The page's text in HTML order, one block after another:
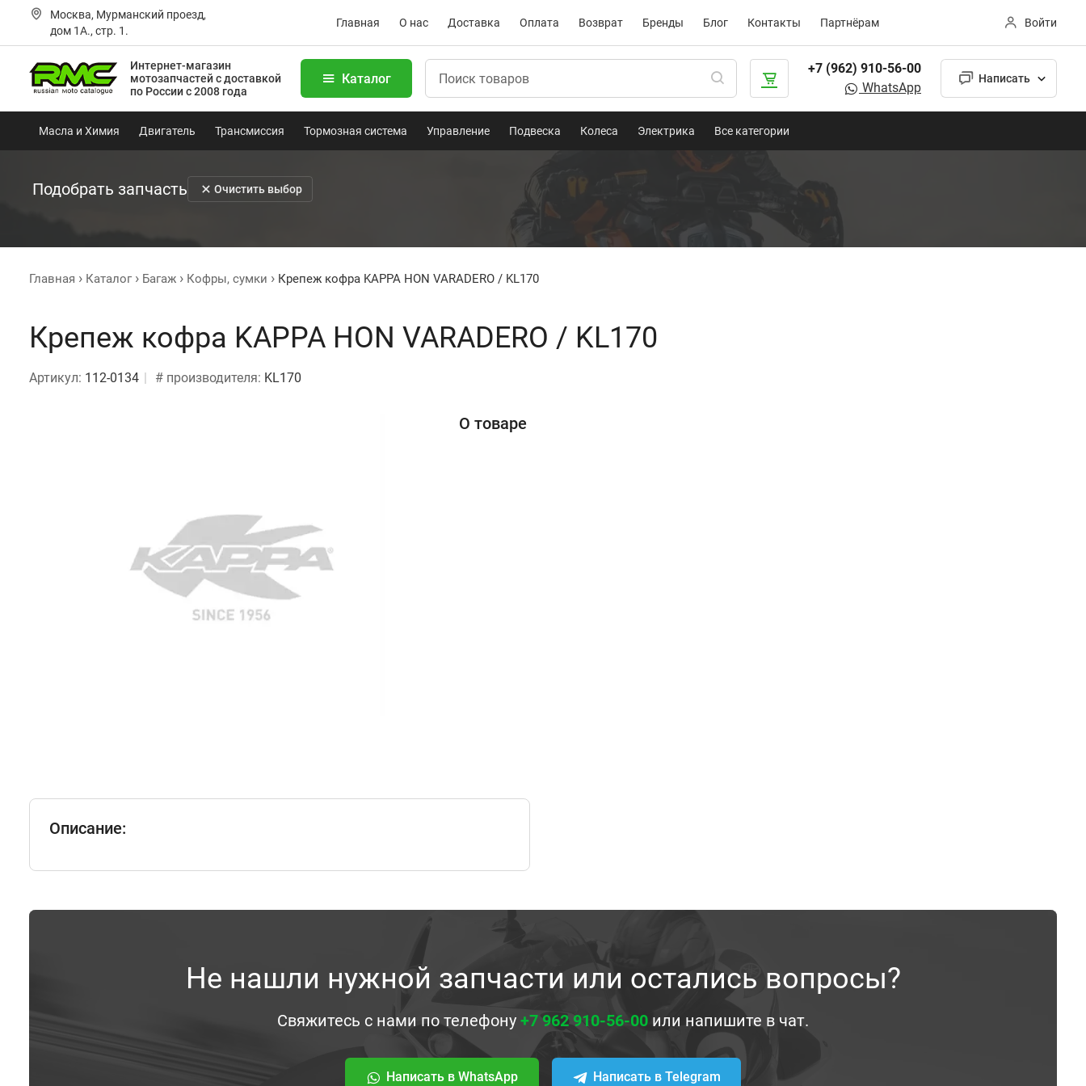
Москва, Мурманский проезд,
дом 1А., стр. 1.
Главная О нас Доставка Оплата Возврат Бренды Блог Контакты Партнёрам Войти
Интернет-магазин
мотозапчастейс доставкой
по России с 2008 года
Каталог
+7 (962) 910-56-00
WhatsApp
Написать
Масла и Химия Двигатель Трансмиссия Тормозная система Управление Подвеска Колеса Электрика Все категории
Подобрать запчасть Очистить выбор
Главная Каталог Багаж Кофры, сумки Крепеж кофра KAPPA HON VARADERO / KL170
Крепеж кофра KAPPA HON VARADERO / KL170
Артикул: 112-0134 # производителя: KL170
О товаре
Описание:
Не нашли нужной запчасти или остались вопросы?
Свяжитесь с нами по телефону +7 962 910-56-00 или напишите в чат.
Написать в WhatsApp Написать в Telegram